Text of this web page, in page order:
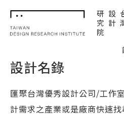
TDRI
單
設計名錄
匯聚台灣優秀設計公司/工作
計需求之產業或是廠商快速